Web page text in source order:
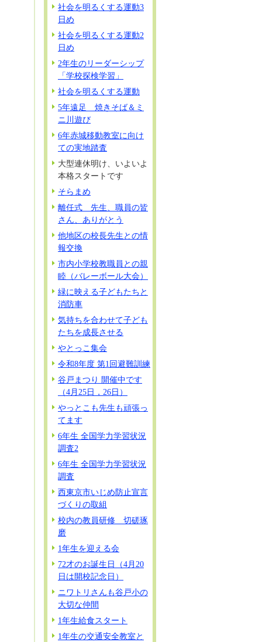
社会を明るくする運動3
日め
社会を明るくする運動2
日め
2年生のリーダーシップ
「学校探検学習」
社会を明るくする運動
5年遠足 焼きそば＆ミ
ニ川遊び
6年赤城移動教室に向け
ての実地踏査
大型連休明け、いよいよ
本格スタートです
そらまめ
離任式 先生、職員の皆
さん、ありがとう
他地区の校長先生との情
報交換
市内小学校教職員との親
睦（バレーボール大会）
緑に映える子どもたちと
消防車
気持ちを合わせて子ども
たちを成長させる
やとっこ集会
令和8年度 第1回避難訓練
谷戸まつり 開催中です
（4月25日，26日）
やっとこも先生も頑張っ
てます
6年生 全国学力学習状況
調査2
6年生 全国学力学習状況
調査
西東京市いじめ防止宣言
づくりの取組
校内の教員研修 切磋琢
磨
1年生を迎える会
72才のお誕生日（4月20
日は開校記念日）
ニワトリさんも谷戸小の
大切な仲間
1年生給食スタート
1年生の交通安全教室と